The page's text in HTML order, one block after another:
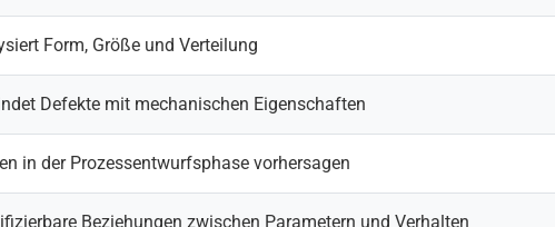
Form, Größe und Verteilung
Defekte mit mechanischen Eigenschaften
in der Prozessentwurfsphase vorhersagen
Beziehungen zwischen Parametern und Verhalten